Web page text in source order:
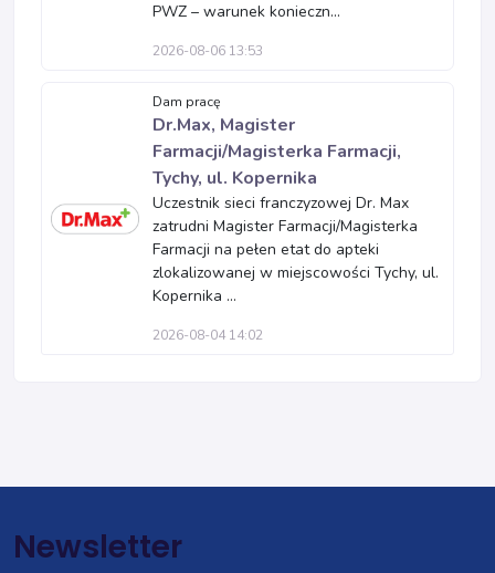
PWZ – warunek konieczn...
2026-08-06 13:53
Dam pracę
Dr.Max, Magister
Farmacji/Magisterka Farmacji,
Tychy, ul. Kopernika
Uczestnik sieci franczyzowej Dr. Max
zatrudni Magister Farmacji/Magisterka
Farmacji na pełen etat do apteki
zlokalizowanej w miejscowości Tychy, ul.
Kopernika ...
2026-08-04 14:02
Newsletter